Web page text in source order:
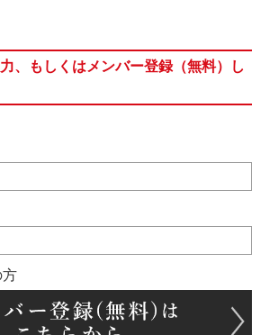
、もしくはメンバー登録（無料）し
方